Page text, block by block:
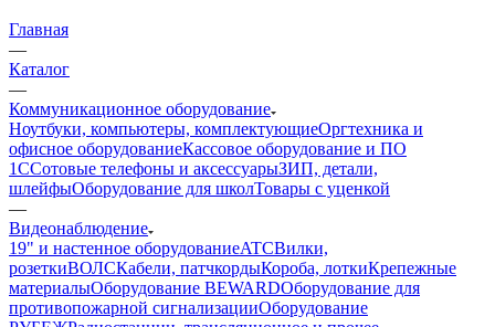
Главная
—
Каталог
—
Коммуникационное оборудование
Ноутбуки, компьютеры, комплектующиеОргтехника и
офисное оборудованиеКассовое оборудование и ПО
1ССотовые телефоны и аксессуарыЗИП, детали,
шлейфыОборудование для школТовары с уценкой
—
Видеонаблюдение
19" и настенное оборудованиеATCВилки,
розеткиВОЛСКабели, патчкордыКороба, лоткиКрепежные
материалыОборудование BEWARDОборудование для
противопожарной сигнализацииОборудование